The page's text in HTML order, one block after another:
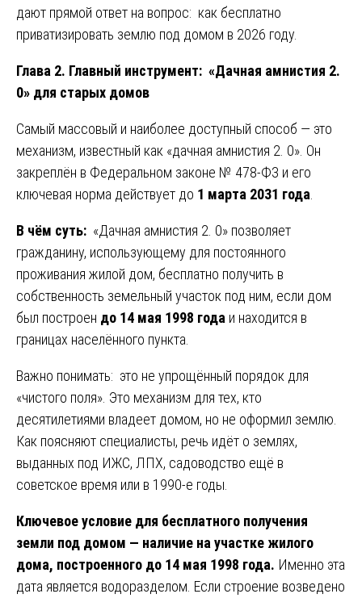
дают прямой ответ на вопрос: как бесплатно
приватизировать землю под домом в 2026 году.
Глава 2. Главный инструмент: «Дачная амнистия 2.
0» для старых домов
Самый массовый и наиболее доступный способ — это
механизм, известный как «дачная амнистия 2. 0». Он
закреплён в Федеральном законе № 478-ФЗ и его
ключевая норма действует до 1 марта 2031 года
В чём суть: «Дачная амнистия 2. 0» позволяет
гражданину, использующему для постоянного
проживания жилой дом, бесплатно получить в
собственность земельный участок под ним, если дом
был построен до 14 мая 1998 года и находится в
границах населённого пункта.
Важно понимать: это не упрощённый порядок для
«чистого поля». Это механизм для тех, кто
десятилетиями владеет домом, но не оформил землю.
Как поясняют специалисты, речь идёт о землях,
выданных под ИЖС, ЛПХ, садоводство ещё в
советское время или в 1990-е годы.
Ключевое условие для бесплатного получения
земли под домом — наличие на участке жилого
дома, построенного до 14 мая 1998 года. Именно эта
дата является водоразделом. Если строение возведено